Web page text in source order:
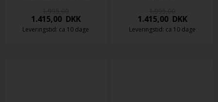
1.415,00DKK
Leveringstid: ca 10 dage
1.415,00DKK
Leveringstid: ca 10 dage